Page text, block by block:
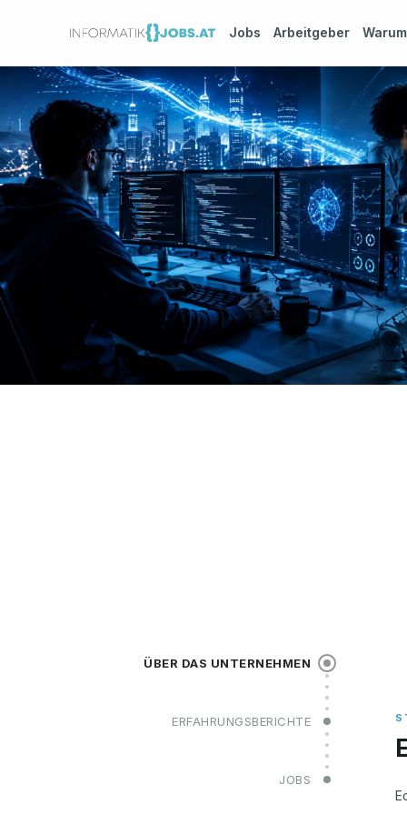
Jobs Arbeitgeber
ÜBER DAS UNTERNEHMEN
ERFAHRUNGSBERICHTE
JOBS